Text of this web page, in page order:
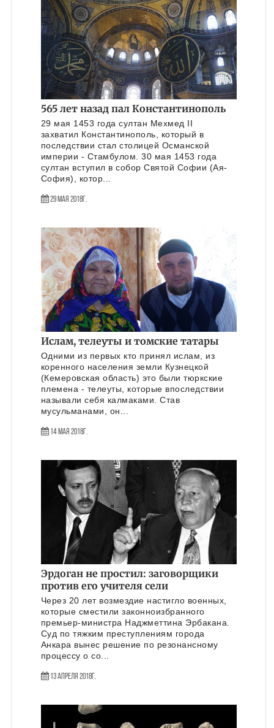
565 лет назад пал Константинополь
29 мая 1453 года султан Мехмед II
захватил Константинополь, который в
последствии стал столицей Османской
империи - Стамбулом. 30 мая 1453 года
султан вступил в собор Святой Софии (Ая-
София), котор...
29 Мая 2018г.
Ислам, телеуты и томские татары
Одними из первых кто принял ислам, из
коренного населения земли Кузнецкой
(Кемеровская область) это были тюркские
племена - телеуты, которые впоследствии
называли себя калмаками. Став
мусульманами, он...
14 Мая 2018г.
Эрдоган не простил: заговорщики
против его учителя сели
Через 20 лет возмездие настигло военных,
которые сместили законноизбранного
премьер-министра Наджметтина Эрбакана.
Суд по тяжким преступлениям города
Анкара вынес решение по резонансному
процессу о со...
13 Апреля 2018г.